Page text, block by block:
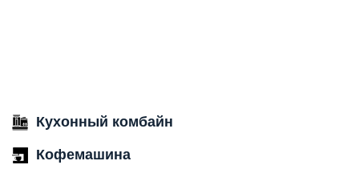
Кухонный комбайн
Кофемашина